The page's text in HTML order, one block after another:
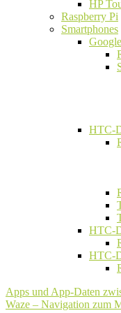
HP
Raspberry Pi
Smartphones
HTC-
HTC-
HTC-
Apps und App-Daten
Waze – Navigation zum